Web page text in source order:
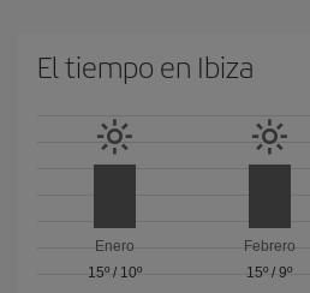
El tiempo en Ibiza
Enero
15º/ 10º
Febrero
15º / 9º